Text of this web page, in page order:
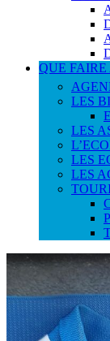
QUE
LES
LES
LES
LES